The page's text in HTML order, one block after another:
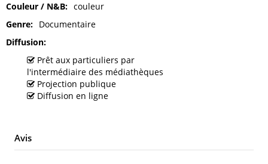
Couleur / N&B
couleur
Genre
Documentaire
Diffusion
Prêt aux particuliers par
l'intermédiaire des médiathèques
Projection publique
Diffusion en ligne
Avis